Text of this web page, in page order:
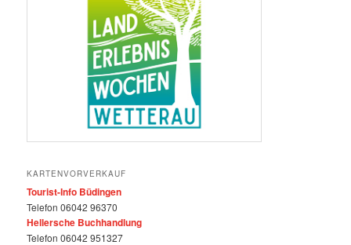
KARTENVORVERKAUF
Tourist-Info Büdingen
Telefon 06042 96370
Hellersche Buchhandlung
Telefon 06042 951327